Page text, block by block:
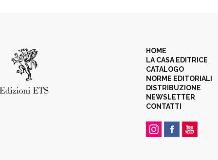
HOME
LA CASA EDITRICE
CATALOGO
NORME EDITORIALI
DISTRIBUZIONE
NEWSLETTER
CONTATTI